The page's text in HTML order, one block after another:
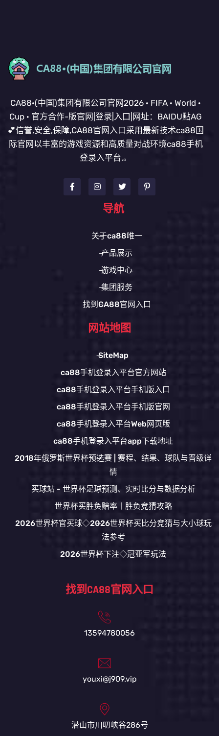
CA88·(中国)集团有限公司官网2026 · FIFA · World ·
Cup · 官方合作-版官网|登录|入口|网址：BAIDU點AG
💕信誉,安全,保障,CA88官网入口采用最新技术ca88国
际官网以丰富的游戏资源和高质量对战环境ca88手机
登录入平台.。
导航
关于ca88唯一
产品展示
游戏中心
集团服务
找到CA88官网入口
网站地图
SiteMap
ca88手机登录入平台官方网站
ca88手机登录入平台手机版入口
ca88手机登录入平台手机版官网
ca88手机登录入平台Web网页版
ca88手机登录入平台app下载地址
2018年俄罗斯世界杯预选赛 | 赛程、结果、球队与晋级详
情
买球站 - 世界杯足球预测、实时比分与数据分析
世界杯买胜负赔率丨胜负竞猜攻略
2026世界杯官买球◇2026世界杯买比分竞猜与大小球玩
法参考
2026世界杯下注◇冠亚军玩法
找到CA88官网入口
13594780056
youxi@j909.vip
潜山市川叨峡谷286号